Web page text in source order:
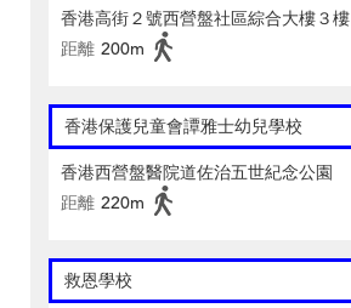
香港高街２號西營盤社區綜合大樓３樓
距離 200m
香港保護兒童會譚雅士幼兒學校
香港西營盤醫院道佐治五世紀念公園
距離 220m
救恩學校